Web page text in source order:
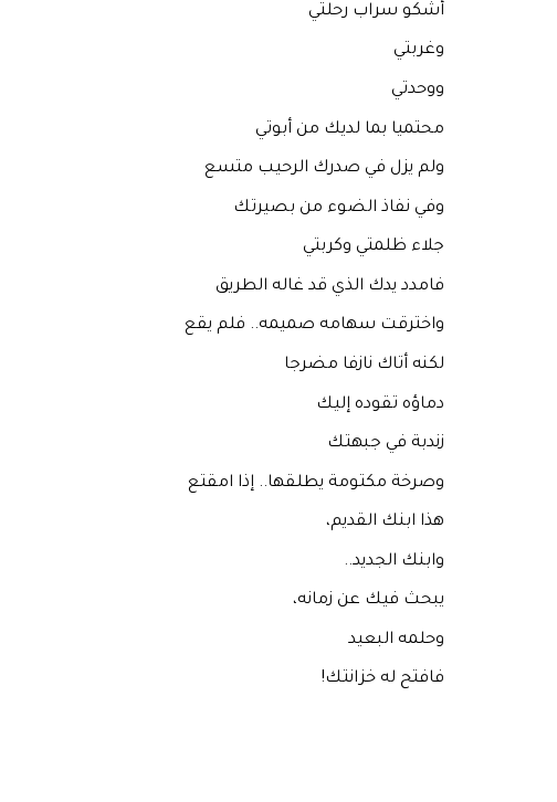
أشكو سراب رحلتي
وغربتي
ووحدتي
محتميا بما لديك من أبوتي
ولم يزل في صدرك الرحيب متسع
وفي نفاذ الضوء من بصيرتك
جلاء ظلمتي وكربتي
فامدد يدك الذي قد غاله الطريق
واخترقت سهامه صميمه.. فلم يقع
لكنه أتاك نازفا مضرجا
دماؤه تقوده إليك
زندبة في جبهتك
وصرخة مكتومة يطلقها.. إذا امقتع
هذا ابنك القديم،
وابنك الجديد..
يبحث فيك عن زمانه،
وحلمه البعيد
فافتح له خزانتك!